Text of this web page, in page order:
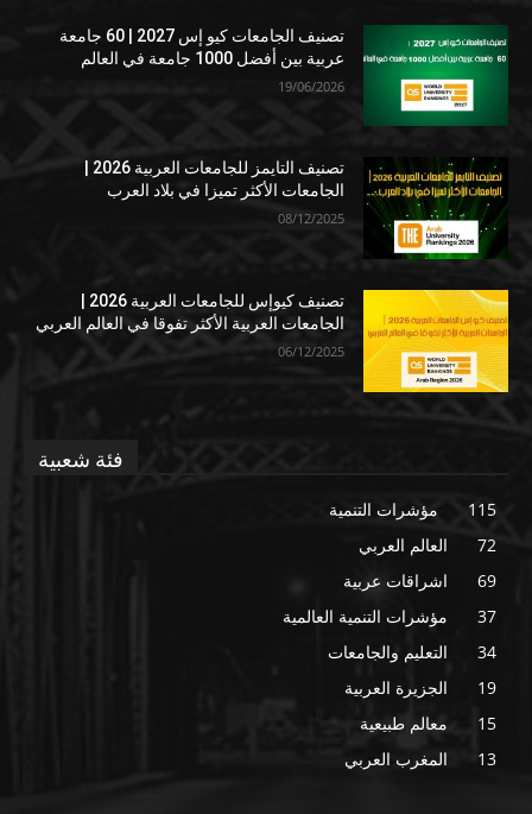
تصنيف الجامعات كيو إس 2027 | 60 جامعة
عربية بين أفضل 1000 جامعة في العالم
19/06/2026
الجامعات الأكثر تميزا في بلاد العرب
08/12/2025
الجامعات العربية الأكثر تفوقا في العالم العربي
06/12/2025
فئة شعبية
مؤشرات التنمية
115
العالم العربي
72
اشراقات عربية
69
مؤشرات التنمية العالمية
37
التعليم والجامعات
34
الجزيرة العربية
19
معالم طبيعية
15
المغرب العربي
13